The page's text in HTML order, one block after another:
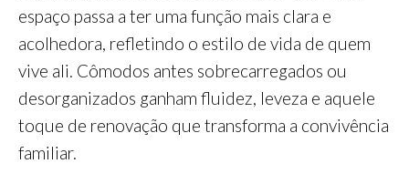
espaço passa a ter uma função mais clara e
acolhedora, refletindo o estilo de vida de quem
vive ali. Cômodos antes sobrecarregados ou
desorganizados ganham fluidez, leveza e aquele
toque de renovação que transforma a convivência
familiar.